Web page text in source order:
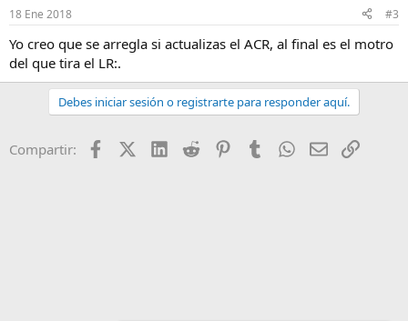
18 Ene 2018 #3
Yo creo que se arregla si actualizas el ACR, al final es el motro
del que tira el LR:.
Debes iniciar sesión o registrarte para responder aquí.
Compartir: FacebookX (Twitter)
LinkedIn
Reddit PinterestTumblr WhatsApp
EmailEnlace